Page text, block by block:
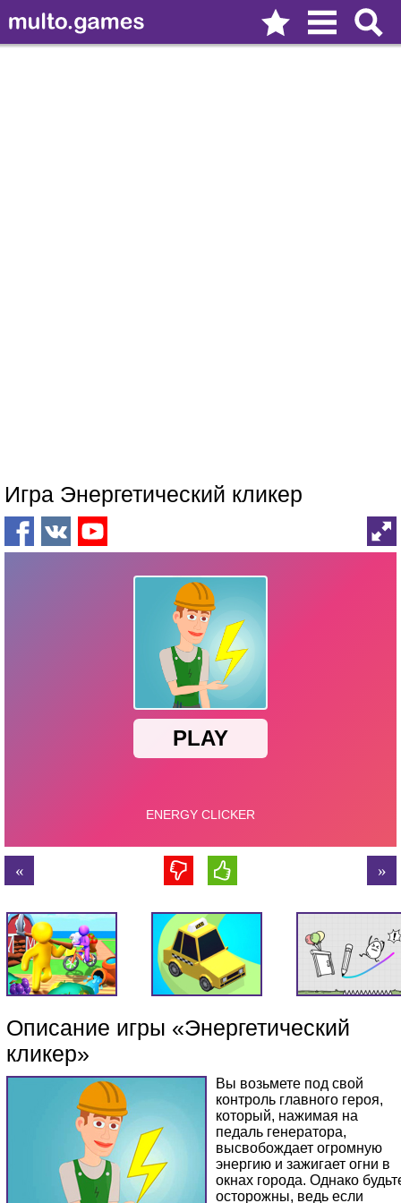
Игра Энергетический кликер
Описание игры «Энергетический
кликер»
Вы возьмете под свой
контроль главного героя,
который, нажимая на
педаль генератора,
высвобождает огромную
энергию и зажигает огни в
окнах города. Однако
осторожны, ведь если